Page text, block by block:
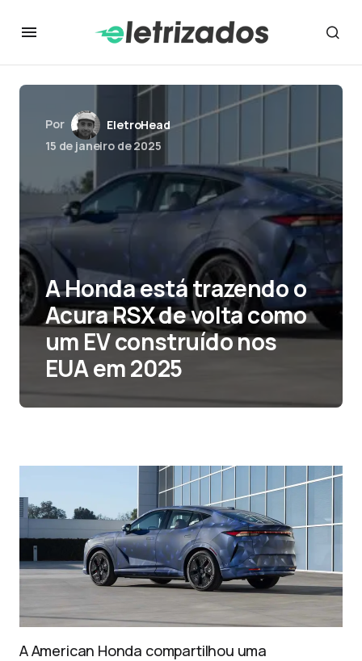
Por
EletroHead
15 de janeiro de 2025
A Honda está trazendo o
Acura RSX de volta como
um EV construído nos
EUA em 2025
A American Honda compartilhou uma